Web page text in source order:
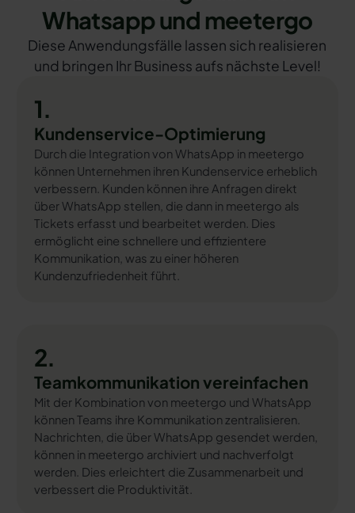
Whatsapp und meetergo
Diese Anwendungsfälle lassen sich realisieren
und bringen Ihr Business aufs nächste Level!
1.
Kundenservice-Optimierung
Durch die Integration von WhatsApp in meetergo
können Unternehmen ihren Kundenservice erheblich
verbessern. Kunden können ihre Anfragen direkt
über WhatsApp stellen, die dann in meetergo als
Tickets erfasst und bearbeitet werden. Dies
ermöglicht eine schnellere und effizientere
Kommunikation, was zu einer höheren
Kundenzufriedenheit führt.
2.
Teamkommunikation vereinfachen
Mit der Kombination von meetergo und WhatsApp
können Teams ihre Kommunikation zentralisieren.
Nachrichten, die über WhatsApp gesendet werden,
können in meetergo archiviert und nachverfolgt
werden. Dies erleichtert die Zusammenarbeit und
verbessert die Produktivität.